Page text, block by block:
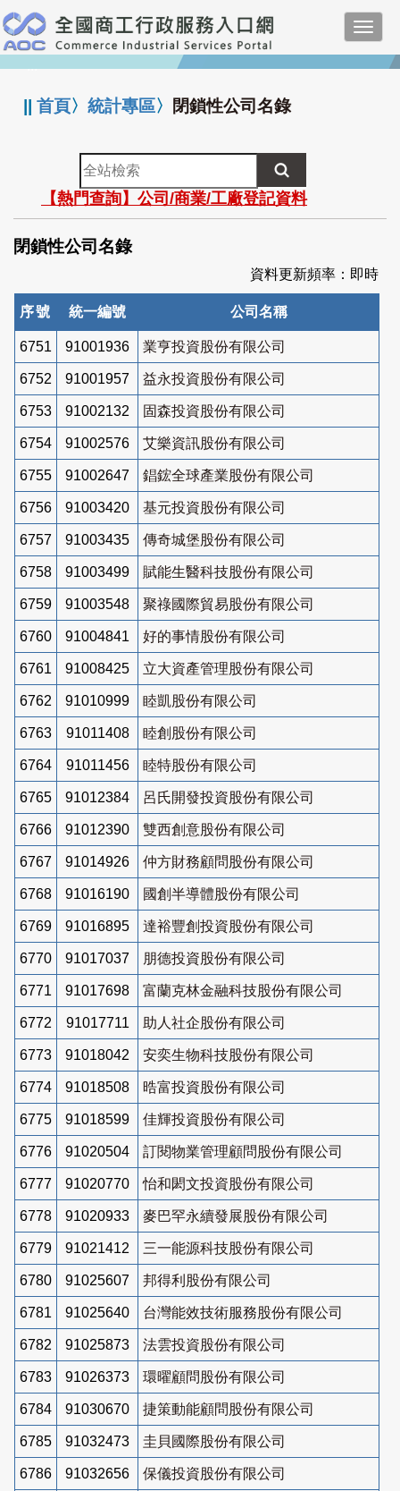
跳
到
主
要
:::
||首頁〉統計專區〉 閉鎖性公司名錄
全
站
檢
索
【熱門查詢】公司/商業/工廠登記資料
閉鎖性公司名錄
資料更新頻率：即時
序號 統一編號 公司名稱
6751 91001936 業亨投資股份有限公司
6752 91001957 益永投資股份有限公司
6753 91002132 固森投資股份有限公司
6754 91002576 艾樂資訊股份有限公司
6755 91002647 錩鋐全球產業股份有限公司
6756 91003420 基元投資股份有限公司
6757 91003435 傳奇城堡股份有限公司
6758 91003499 賦能生醫科技股份有限公司
6759 91003548 聚祿國際貿易股份有限公司
6760 91004841 好的事情股份有限公司
6761 91008425 立大資產管理股份有限公司
6762 91010999 睦凱股份有限公司
6763 91011408 睦創股份有限公司
6764 91011456 睦特股份有限公司
6765 91012384 呂氏開發投資股份有限公司
6766 91012390 雙西創意股份有限公司
6767 91014926 仲方財務顧問股份有限公司
6768 91016190 國創半導體股份有限公司
6769 91016895 達裕豐創投資股份有限公司
6770 91017037 朋德投資股份有限公司
6771 91017698 富蘭克林金融科技股份有限公司
6772 91017711 助人社企股份有限公司
6773 91018042 安奕生物科技股份有限公司
6774 91018508 晧富投資股份有限公司
6775 91018599 佳輝投資股份有限公司
6776 91020504 訂閱物業管理顧問股份有限公司
6777 91020770 怡和閎文投資股份有限公司
6778 91020933 麥巴罕永續發展股份有限公司
6779 91021412 三一能源科技股份有限公司
6780 91025607 邦得利股份有限公司
6781 91025640 台灣能效技術服務股份有限公司
6782 91025873 法雲投資股份有限公司
6783 91026373 環曜顧問股份有限公司
6784 91030670 捷策動能顧問股份有限公司
6785 91032473 圭貝國際股份有限公司
6786 91032656 保儀投資股份有限公司